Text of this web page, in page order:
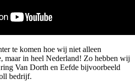
te komen hoe wij niet alleen
maar in heel Nederland! Zo hebben wij
Van Dorth en Eefde bijvoorbeeld
bedrijf.